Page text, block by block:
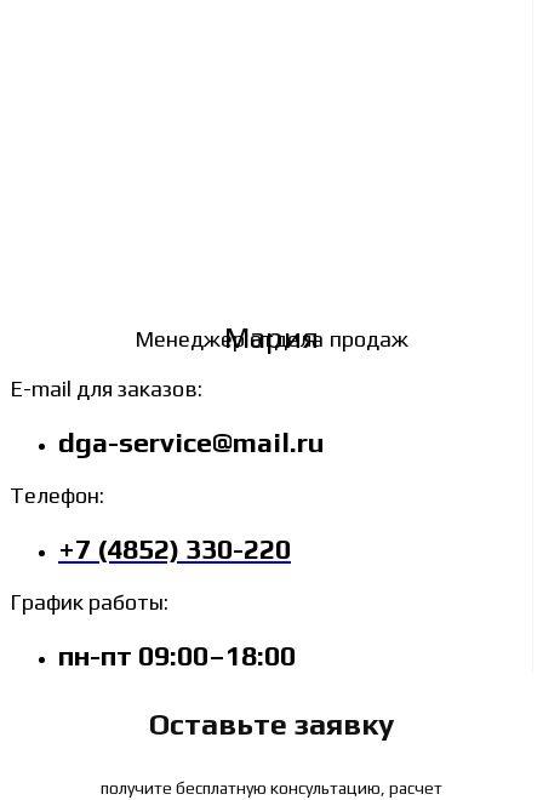
Мария
Менеджер отдела продаж
E-mail для заказов:
dga-service@mail.ru
Телефон:
+7 (4852) 330-220
График работы:
пн-пт 09:00–18:00
Оставьте заявку
получите бесплатную консультацию, расчет